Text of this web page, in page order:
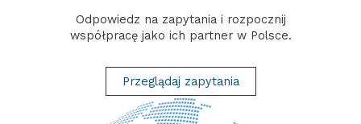
Odpowiedz na zapytania i rozpocznij
współpracę jako ich partner w Polsce.
Przeglądaj zapytania